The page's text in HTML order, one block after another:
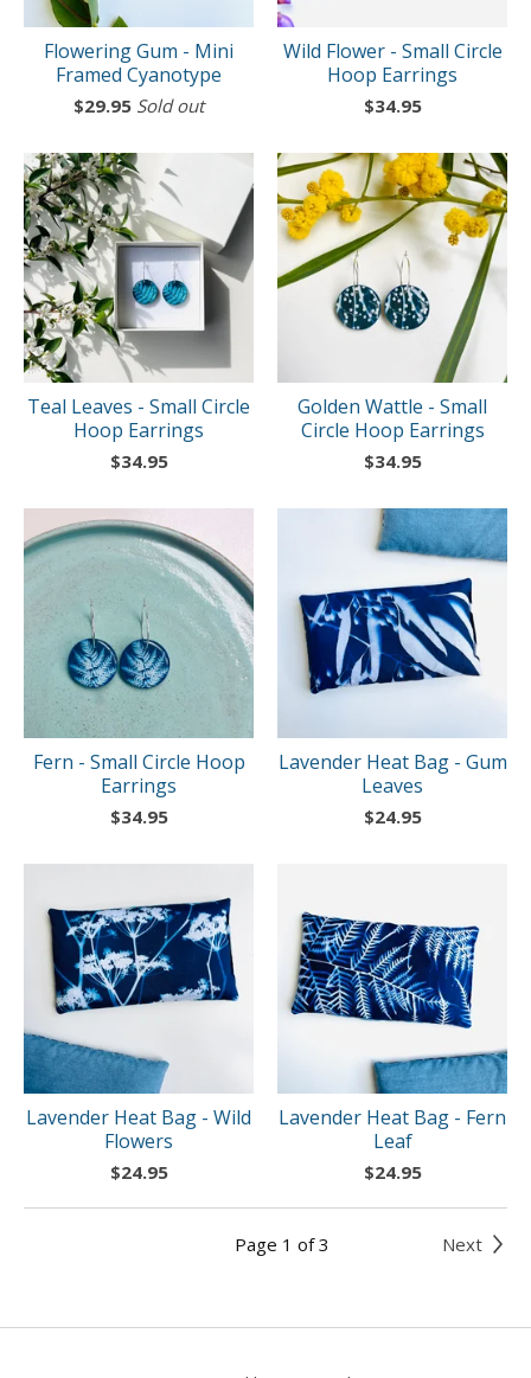
Flowering Gum - Mini
Framed Cyanotype
$29.95 Sold out
Wild Flower - Small Circle
Hoop Earrings
$34.95
Teal Leaves - Small Circle
Hoop Earrings
$34.95
Golden Wattle - Small
Circle Hoop Earrings
$34.95
Fern - Small Circle Hoop
Earrings
$34.95
Lavender Heat Bag - Gum
Leaves
$24.95
Lavender Heat Bag - Wild
Flowers
$24.95
Lavender Heat Bag - Fern
Leaf
$24.95
Page 1 of 3 Next